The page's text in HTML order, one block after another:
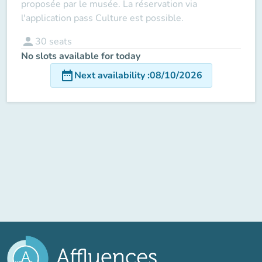
proposée par le musée. La réservation via
l'application pass Culture est possible.
person 30 seats
No slots available for today
date_rangeNext availability:08/10/2026